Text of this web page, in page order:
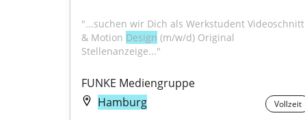
"...suchen wir Dich als Werkstudent Videoschnitt
& Motion Design (m/w/d) Original
Stellenanzeige..."
FUNKE Mediengruppe
Hamburg
Vollzeit